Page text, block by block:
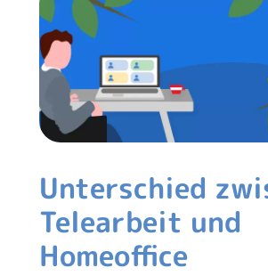
Unterschied
Telearbeit und
Homeoffice